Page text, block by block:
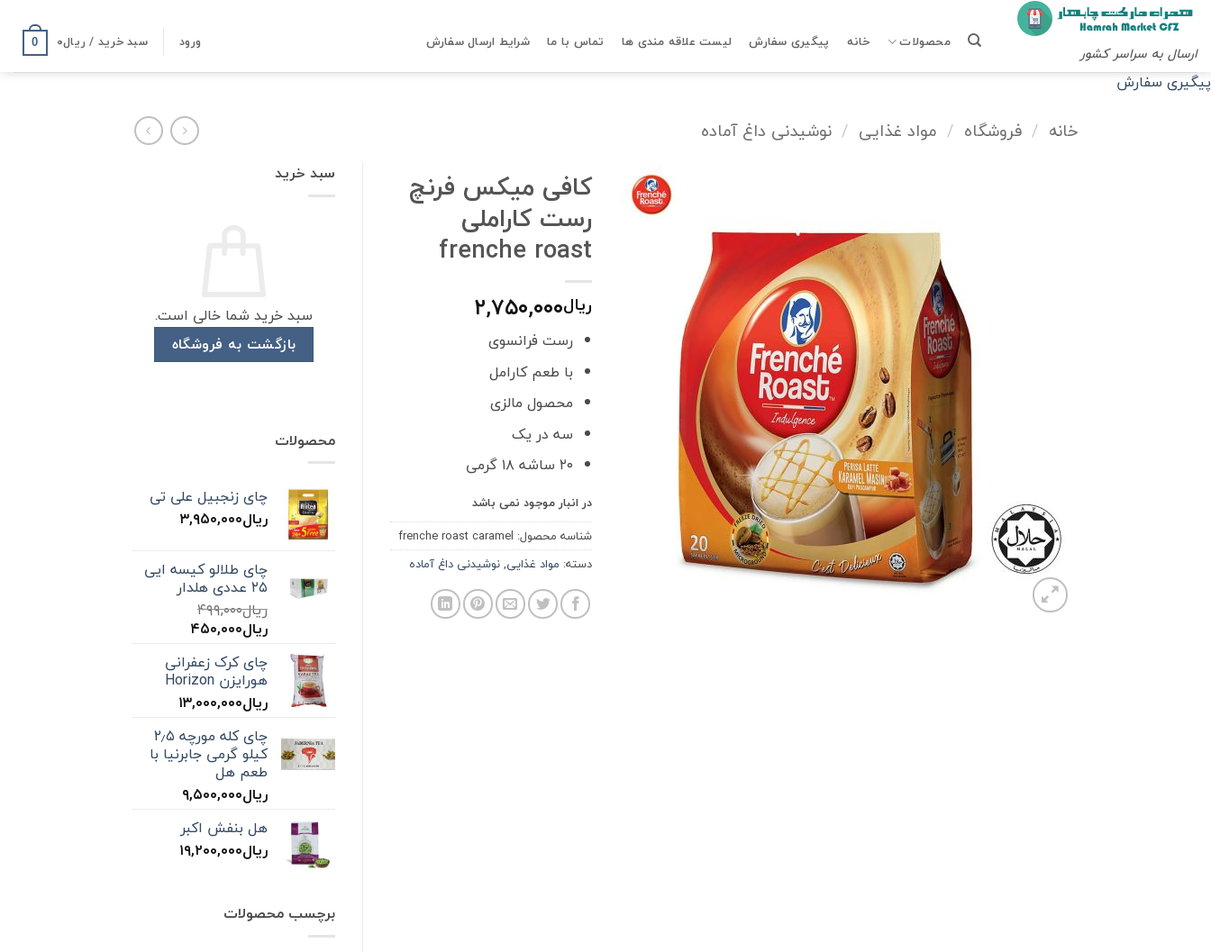
Skip
content
ارسال به سراسر کشور
محصولات خانه پیگیری سفارش لیست علاقه مندی ها تماس با ما شرایط ارسال سفارش ورود سبد خرید / ریال۰ 0
پیگیری سفارش
خانه / فروشگاه / مواد غذایی / نوشیدنی داغ آماده
کافی میکس فرنچ
رست کاراملی
frenche roast
ریال۲,۷۵۰,۰۰۰
رست فرانسوی
با طعم کارامل
محصول مالزی
سه در یک
۲۰ ساشه ۱۸ گرمی
در انبار موجود نمی باشد
شناسه محصول: frenche roast caramel
دسته: مواد غذایی,نوشیدنی داغ آماده
سبد خرید
سبد خرید شما خالی است.
بازگشت به فروشگاه
محصولات
چای زنجبیل علی تی
ریال۳,۹۵۰,۰۰۰
چای طلالو کیسه ایی
۲۵ عددی هلدار
ریال۴۹۹,۰۰۰
قیمت
ریال۴۹۹,۰۰۰
بود.
ریال۴۵۰,۰۰۰قیمت
ریال۴۵۰,۰۰۰.
چای کرک زعفرانی
هورایزن Horizon
ریال۱۳,۰۰۰,۰۰۰
چای کله مورچه ۲٫۵
کیلو گرمی جابرنیا با
طعم هل
ریال۹,۵۰۰,۰۰۰
هل بنفش اکبر
ریال۱۹,۲۰۰,۰۰۰
برچسب محصولات